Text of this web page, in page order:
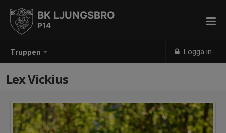
Truppen Logga in
BK LJUNGSBRO
P14
Lex Vickius